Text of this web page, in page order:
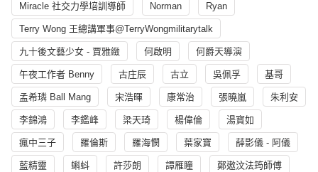
Miracle 社交力學培訓導師 Norman Ryan
Terry Wong 王總講軍事@TerryWongmilitarytalk
九十後文藝少女 - 賈雅緻 何啟明 何爵天導演
午夜工作者 Benny 古庄辰 古立 吳佩孚 基哥
孟希璘 Ball Mang 宋浩暉 康常治 張曉嵐 朱利安
李錦鴻 李鑑峰 梁天琦 楊偉倫 湯寳如
瘋中三子 羅倫斯 羅海憫 葉家寶 薛影儀 - 阿儀
藍精靈 蝌蚪 許莎朗 譚雁瞳 鄭遨汶法筠師傅